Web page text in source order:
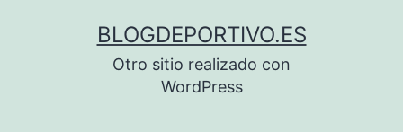
BLOGDEPORTIVO.ES
Otro sitio realizado con
WordPress